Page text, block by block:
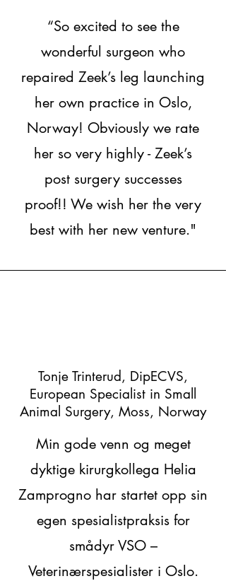
“So excited to see the
wonderful surgeon who
repaired Zeek’s leg launching
her own practice in Oslo,
Norway! Obviously we rate
her so very highly - Zeek’s
post surgery successes
proof!! We wish her the very
best with her new venture."
Tonje Trinterud, DipECVS,
European Specialist in Small
Animal Surgery, Moss, Norway
Min gode venn og meget
dyktige kirurgkollega Helia
Zamprogno har startet opp sin
egen spesialistpraksis for
smådyrVSO –
Veterinærspesialister i Oslo.